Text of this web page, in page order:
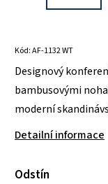
Kód:AF-1132 WT
Designový
bambusovými
moderní
Detailní informace
Odstín